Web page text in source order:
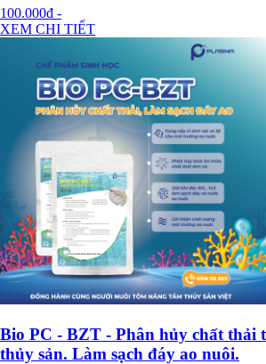
100.000đ -
XEM CHI TIẾT
Bio PC - BZT - Phân hủy chất thải
thủy sản. Làm sạch đáy ao nuôi.